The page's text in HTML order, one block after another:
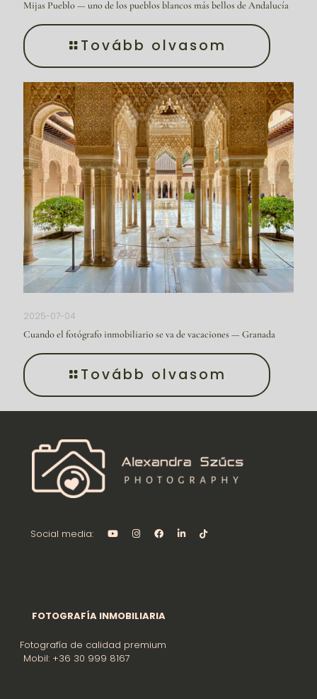
Mijas Pueblo — uno de los pueblos blancos más bellos de Andalucía
Tovább olvasom
2025-07-04
Cuando el fotógrafo inmobiliario se va de vacaciones — Granada
Tovább olvasom
Social media:
FOTOGRAFÍA INMOBILIARIA
Fotografía de calidad premium
Mobil: +36 30 999 8167